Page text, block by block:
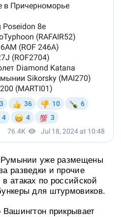
Румынии уже размещены
разведки и прочие
атаках по российской
для штурмовиков.
прикрывает